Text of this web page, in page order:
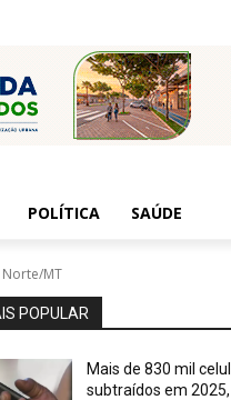
POLÍTICA SAÚDE
MT
POPULAR
Mais de 830 mil
subtraídos em